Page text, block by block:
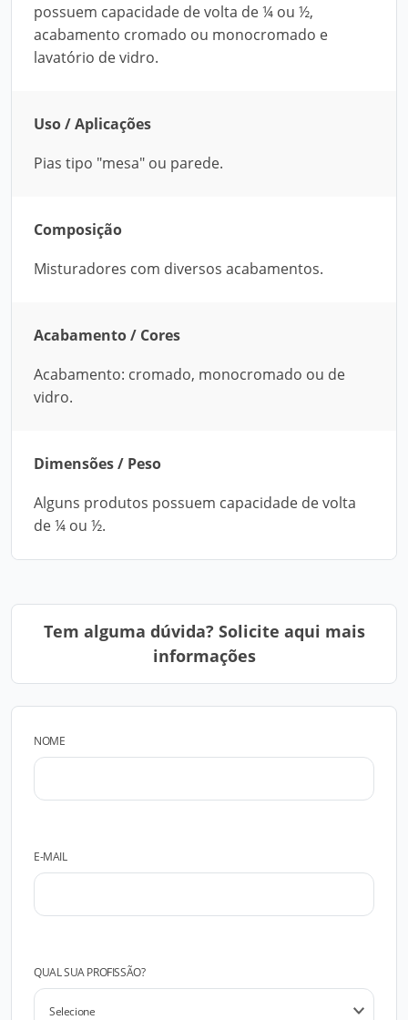
possuem capacidade de volta de ¼ ou ½,
acabamento cromado ou monocromado e
lavatório de vidro.
Uso / Aplicações
Pias tipo "mesa" ou parede.
Composição
Misturadores com diversos acabamentos.
Acabamento / Cores
Acabamento: cromado, monocromado ou de
vidro.
Dimensões / Peso
Alguns produtos possuem capacidade de volta
de ¼ ou ½.
Tem alguma dúvida? Solicite aqui mais
informações
NOME
E-MAIL
QUAL SUA PROFISSÃO?